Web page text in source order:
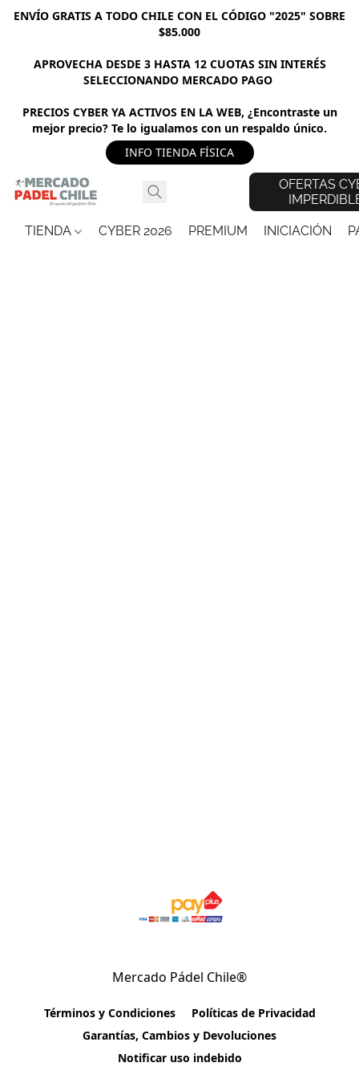
ENVÍO GRATIS A TODO CHILE CON EL CÓDIGO "2025" SOBRE
$85.000
APROVECHA DESDE 3 HASTA 12 CUOTAS SIN INTERÉS
SELECCIONANDO MERCADO PAGO
PRECIOS CYBER YA ACTIVOS EN LA WEB, ¿Encontraste un
mejor precio? Te lo igualamos con un respaldo único.
INFO TIENDA FÍSICA
OFERTAS
TIENDA CYBER 2026 PREMIUM INICIACIÓN
Mercado Pádel Chile®
Términos y Condiciones
Políticas de Privacidad
Garantías, Cambios y Devoluciones
Notificar uso indebido